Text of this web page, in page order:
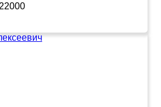
22000